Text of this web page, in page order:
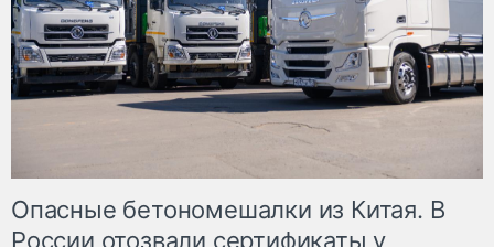
Опасные бетономешалки из Китая. В
России отозвали сертификаты у